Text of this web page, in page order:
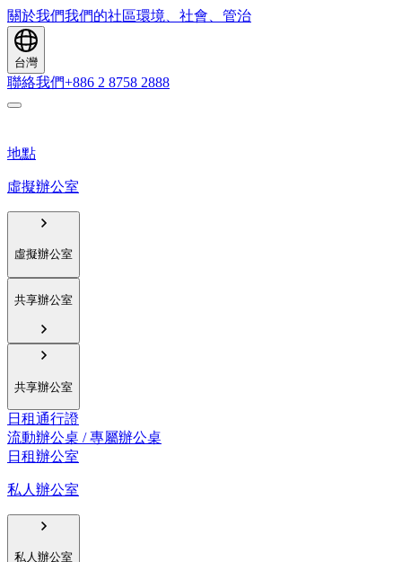
關於我們我們的社區環境、社會、管治
台灣
聯絡我們+886 2 8758 2888
地點
虛擬辦公室
虛擬辦公室
共享辦公室
共享辦公室
日租通行證
流動辦公桌 / 專屬辦公桌
日租辦公室
私人辦公室
私人辦公室